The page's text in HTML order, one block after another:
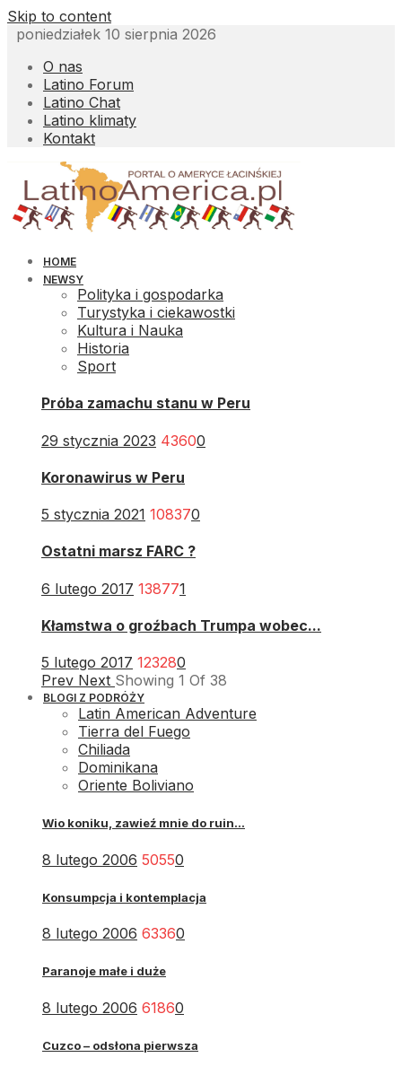
Skip to content
poniedziałek 10 sierpnia 2026
O nas
Latino Forum
Latino Chat
Latino klimaty
Kontakt
HOME
NEWSY
Polityka i gospodarka
Turystyka i ciekawostki
Kultura i Nauka
Historia
Sport
Próba zamachu stanu w Peru
29 stycznia 2023 43600
Koronawirus w Peru
5 stycznia 2021 108370
Ostatni marsz FARC ?
6 lutego 2017 138771
Kłamstwa o groźbach Trumpa wobec...
5 lutego 2017 123280
Prev Next Showing 1 Of 38
BLOGI Z PODRÓŻY
Latin American Adventure
Tierra del Fuego
Chiliada
Dominikana
Oriente Boliviano
Wio koniku, zawieź mnie do ruin...
8 lutego 2006 50550
Konsumpcja i kontemplacja
8 lutego 2006 63360
Paranoje małe i duże
8 lutego 2006 61860
Cuzco – odsłona pierwsza